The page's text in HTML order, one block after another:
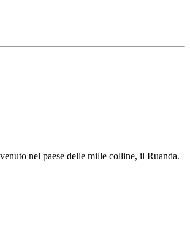
nel paese delle mille colline, il Ruanda.